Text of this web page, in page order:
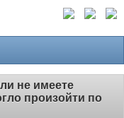
не имеете
произойти по